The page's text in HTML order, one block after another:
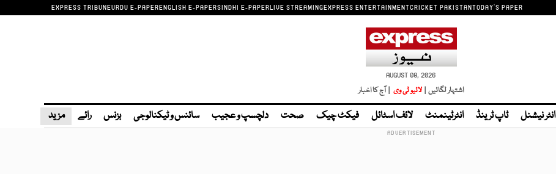
EXPRESS TRIBUNEURDU E-PAPERENGLISH E-PAPERSINDHI E-PAPERLIVE STREAMINGEXPRESS ENTERTAINMENTCRICKET PAKISTANTODAY'S PAPER
AUGUST 08, 2026
اشتہار لگائیں | لائیو ٹی وی | آج کا اخبار
انٹر نیشنل ٹاپ ٹرینڈ انٹرٹینمنٹ لائف اسٹائل فیکٹ چیک صحت دلچسپ و عجیب سائنس و ٹیکنالوجی بزنس رائے مزید